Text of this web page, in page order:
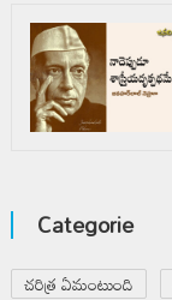
Categorie
చరిత్ర ఏమంటుంది